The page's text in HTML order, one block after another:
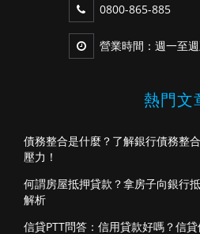
0800-865-885
營業時間：週一至
熱門文
債務整合是什麼？了解銀行債務整
壓力！
何謂房屋抵押貸款？拿房子向銀行
解析
信貸PTT問答：信用貸款好嗎？信